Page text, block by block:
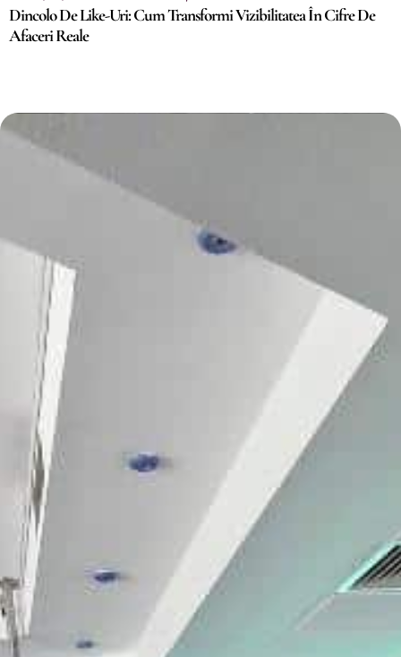
Dincolo De Like-Uri: Cum Transformi Vizibilitatea În Cifre De
Afaceri Reale